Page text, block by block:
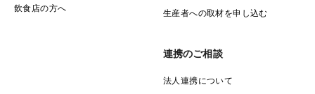
飲食店の方へ 生産者への取材を申し込む
連携のご相談
法人連携について